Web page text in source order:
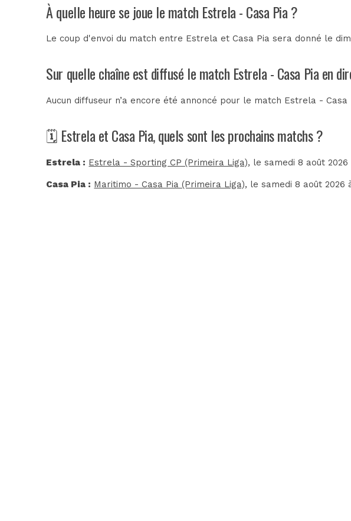
À quelle heure se joue le match Estrela - Casa Pia ?
Le coup d'envoi du match entre Estrela et Casa Pia sera donné le
Sur quelle chaîne est diffusé le match Estrela - Casa Pia en
Aucun diffuseur n’a encore été annoncé pour le match Estrela -
🗓️ Estrela et Casa Pia, quels sont les prochains matchs ?
Estrela : Estrela - Sporting CP (Primeira Liga), le samedi 8 août 2026
Casa Pia : Maritimo - Casa Pia (Primeira Liga), le samedi 8 août 2026